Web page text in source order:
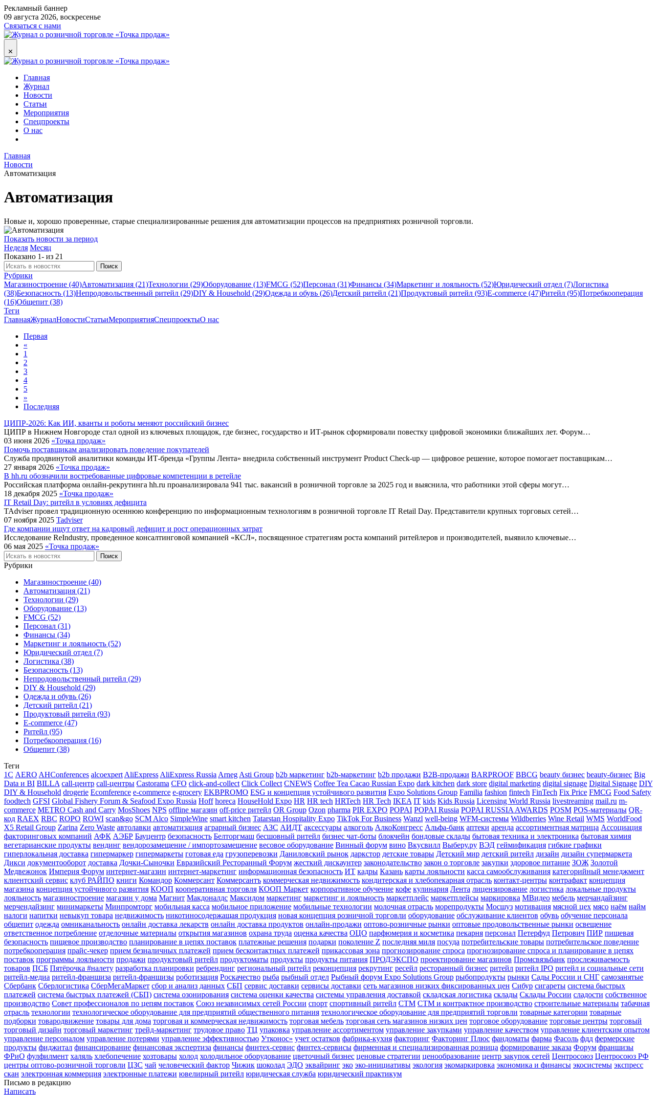
Рекламный баннер
09 августа 2026, воскресенье
Связаться с нами
✕
Главная
Журнал
Новости
Статьи
Мероприятия
Спецпроекты
О нас
Главная
Новости
Автоматизация
Автоматизация
Новые и, хорошо проверенные, старые специализированные решения для автоматизации процессов на предприятиях розничной торговли.
Показать новости за период
Неделя Месяц
Показано 1- из 21
Рубрики
Магазиностроение (40)Автоматизация (21)Технологии (29)Оборудование (13)FMCG (52)Персонал (31)Финансы (34)Маркетинг и лояльность (52)Юридический отдел (7)Логистика
(38)Безопасность (13)Непродовольственный ритейл (29)DIY & Household (29)Одежда и обувь (26)Детский ритейл (21)Продуктовый ритейл (93)E-commerce (47)Ритейл (95)Потребкооперация
(16)Общепит (38)
Теги
ГлавнаяЖурналНовостиСтатьиМероприятияСпецпроектыО нас
Первая
«
1
2
3
4
5
»
Последняя
ЦИПР-2026: Как ИИ, кванты и роботы меняют российский бизнес
ЦИПР в Нижнем Новгороде стал одной из ключевых площадок, где бизнес, государство и ИТ-рынок сформировали повестку цифровой экономики ближайших лет. Форум…
03 июня 2026 «Точка продаж»
Помочь поставщикам анализировать поведение покупателей
Служба продвинутой аналитики команды ИТ-бренда «Группы Лента» внедрила собственный инструмент Product Check-up — цифровое решение, которое помогает поставщикам…
27 января 2026 «Точка продаж»
В hh.ru обозначили востребованные цифровые компетенции в ретейле
Российская платформа онлайн-рекрутинга hh.ru проанализировала 941 тыс. вакансий в розничной торговле за 2025 год и выяснила, что работники этой сферы могут…
18 декабря 2025 «Точка продаж»
IT Retail Day: ритейл в условиях дефицита
TAdviser провел традиционную осеннюю конференцию по информационным технологиям в розничной торговле IT Retail Day. Представители крупных торговых сетей…
07 ноября 2025 Tadviser
Где компании ищут ответ на кадровый дефицит и рост операционных затрат
Исследование ReIndustry, проведенное консалтинговой компанией «КСЛ», посвященное стратегиям роста компаний ритейлеров и производителей, выявило ключевые…
06 мая 2025 «Точка продаж»
Рубрики
Магазиностроение (40)
Автоматизация (21)
Технологии (29)
Оборудование (13)
FMCG (52)
Персонал (31)
Финансы (34)
Маркетинг и лояльность (52)
Юридический отдел (7)
Логистика (38)
Безопасность (13)
Непродовольственный ритейл (29)
DIY & Household (29)
Одежда и обувь (26)
Детский ритейл (21)
Продуктовый ритейл (93)
E-commerce (47)
Ритейл (95)
Потребкооперация (16)
Общепит (38)
Теги
1С AERO AHConferences alcoexpert AliExpress AliExpress Russia Arneg Asti Group b2b маркетинг b2b-маркетинг b2b продажи B2B-продажи BARPROOF BBCG beauty бизнес beauty-бизнес Big
Data и BI BILLA call-центр call-центры Castorama CFO click-and-collect Click Collect CNEWS Coffee Tea Cacao Russian Expo dark kitchen dark store digital marketing digital signage Digital Signage DIY
DIY & Household drogerie Ecomference e-commerce e-grocery EKBPROMO ESG и концепция устойчивого развития Expo Solutions Group Familia fashion fintech FinTech Fix Price FMCG Food Safety
foodtech GFSI Global Fishery Forum & Seafood Expo Russia Hoff horeca HouseHold Expo HR HR tech HRTech HR Tech IKEA IT kids Kids Russia Licensing World Russia livestreaming mail.ru m-
commerce METRO Cash and Carry MosShoes NPS offline магазин off-price ритейл OR Group Ozon pharma PIR EXPO POPAI POPAI Russia POPAI RUSSIA AWARDS POSM POS-материалы QR-
код RAEX RBC ROPO ROWI scan&go SCM Alco SimpleWine smart kitchen Tatarstan Hospitality Expo TikTok For Business Wanzl well-being WFM-системы Wildberries Wine Retail WMS WorldFood
X5 Retail Group Zarina Zero Waste автолавки автоматизация аграрный бизнес АЗС АИДТ аксессуары алкоголь АлкоКонгресс Альфа-банк аптеки аренда ассортиментная матрица Ассоциация
факторинговых компаний АФК АЭБР Бауцентр безопасность Белторгмаш бесшовный ритейл бизнес чат-боты блокчейн бондовые склады бытовая техника и электроника бытовая химия
вегетарианские продукты вендинг вендорозамещение / импортозамещение весовое оборудование Винный форум вино Вкусвилл Выберу.ру ВЭД геймификация гибкие графики
гиперлокальная доставка гипермаркер гипермаркеты готовая еда грузоперевозки Даниловский рынок даркстор детские товары Детский мир детский ритейл дизайн дизайн супермаркета
Дикси документооборот доставка Дочки-Сыночки Евразийский Ресторанный Форум жесткий дискаунтер законодательство закон о торговле закупки здоровое питание ЗОЖ Золотой
Медвежонок Империя Форум интернет-магазин интернет-маркетинг информационная безопасность ИТ кадры Казань карты лояльности касса самообслуживания категорийный менеджмент
клиентский сервис клуб РАЙПО книги Командор Коммерсант Коммерсантъ коммерческая недвижимость кондитерская и хлебопекарная отрасль контакт-центры контрафакт концепция
магазина концепция устойчивого развития КООП кооперативная торговля КООП Маркет корпоративное обучение кофе кулинария Лента лицензирование логистика локальные продукты
лояльность магазиностроение магазин у дома Магнит Макдоналдс Максидом маркетинг маркетинг и лояльность маркетплейс маркетплейсы маркировка МВидео мебель мерчандайзинг
мерчендайзинг минимаркеты Минпромторг мобильная касса мобильное приложение мобильные технологии молочная отрасль морепродукты Мосшуз мотивация мясной цех мясо наём найм
налоги напитки невыкуп товара недвижимость никотиносодержащая продукция новая концепция розничной торговли оборудование обслуживание клиентов обувь обучение персонала
общепит одежда омниканальность онлайн доставка лекарств онлайн доставка продуктов онлайн-продажи оптово-розничные рынки оптовые продовольственные рынки освещение
ответственное потребление отделочные материалы открытия магазинов охрана труда оценка качества ОЦО парфюмерия и косметика пекарня персонал Петерфуд Петрович ПИР пищевая
безопасность пищевое производство планирование в цепях поставок платежные решения подарки поколение Z последняя миля посуда потребительские товары потребительское поведение
потребкооперация прайс-чекер прием безналичных платежей прием бесконтактных платежей прикассовая зона прогнозирование спроса прогнозирование спроса и планирование в цепях
поставок программы лояльности продажи продуктовый ритейл продуктоматы продукты продукты питания ПРОДЭКСПО проектирование магазинов Промсвязьбанк прослеживаемость
товаров ПСБ Пятёрочка #налету разработка планировки ребрендинг региональный ритейл реконцепция рекрутинг ресейл ресторанный бизнес ритейл ритейл IPO ритейл и социальные сети
ритейл-медиа ритейл-франшиза ритейл-франшизы роботизация Роскачество рыба рыбный отдел Рыбный форум Expo Solutions Group рыбопродукты рынки Сады России и СНГ самозанятые
Сбербанк Сберлогистика СберМегаМаркет сбор и анализ данных СБП сервис доставки сервисы доставки сеть магазинов низких фиксированных цен Сибур сигареты система быстрых
платежей система быстрых платежей (СБП) система озонирования система оценки качества системы управления доставкой складская логистика склады Склады России сладости собственное
производство Совет профессионалов по цепям поставок Союз независимых сетей России спорт спортивный ритейл СТМ СТМ и контрактное производство строительные материалы табачная
отрасль технологии технологическое оборудование для предприятий общественного питания технологическое оборудование для предприятий торговли товарные категории товарные
подборки товародвижение товары для дома торговая и коммерческая недвижимость торговая мебель торговая сеть магазинов низких цен торговое оборудование торговые центры торговый
торговый дизайн торговый маркетинг трейд-маркетинг трудовое право ТЦ упаковка управление ассортиментом управление закупками управление качеством управление клиентским опытом
управление персоналом управление потерями управление эффективностью Утконос» учет остатков фабрика-кухня факторинг Факторинг Плюс фандоматы фарма Фасоль фдд фермерские
продукты фиджитал финансирование финансовая экспертиза финансы финтех-сервис финтех-сервисы фирменная и специализированная розница формирование заказа Форум франшизы
ФРиО фулфилмент халяль хлебопечение хозтовары холод холодильное оборудование цветочный бизнес ценовые стратегии ценообразование центр закупок сетей Центросоюз Центросоюз РФ
центры оптово-розничной торговли ЦЗС чай человеческий фактор Чижик шоколад ЭДО эквайринг эко эко-инициативы экология экомаркировка экономика и финансы экосистемы экспресс
скан электронная коммерция электронные платежи ювелирный ритейл юридическая служба юридический практикум
Письмо в редакцию
Написать